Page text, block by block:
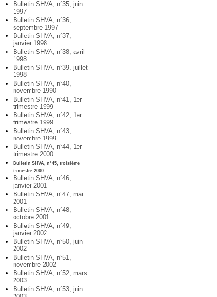
Bulletin SHVA, n°35, juin
1997
Bulletin SHVA, n°36,
septembre 1997
Bulletin SHVA, n°37,
janvier 1998
Bulletin SHVA, n°38, avril
1998
Bulletin SHVA, n°39, juillet
1998
Bulletin SHVA, n°40,
novembre 1990
Bulletin SHVA, n°41, 1er
trimestre 1999
Bulletin SHVA, n°42, 1er
trimestre 1999
Bulletin SHVA, n°43,
novembre 1999
Bulletin SHVA, n°44, 1er
trimestre 2000
Bulletin SHVA, n°45, troisième
trimestre 2000
Bulletin SHVA, n°46,
janvier 2001
Bulletin SHVA, n°47, mai
2001
Bulletin SHVA, n°48,
octobre 2001
Bulletin SHVA, n°49,
janvier 2002
Bulletin SHVA, n°50, juin
2002
Bulletin SHVA, n°51,
novembre 2002
Bulletin SHVA, n°52, mars
2003
Bulletin SHVA, n°53, juin